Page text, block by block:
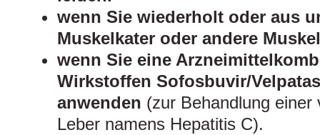
wenn Sie wiederholt oder aus
Muskelkater oder andere
wenn Sie eine
Wirkstoffen Sofosbuvir/
anwenden (zur Behandlung
Leber namens Hepatitis C).